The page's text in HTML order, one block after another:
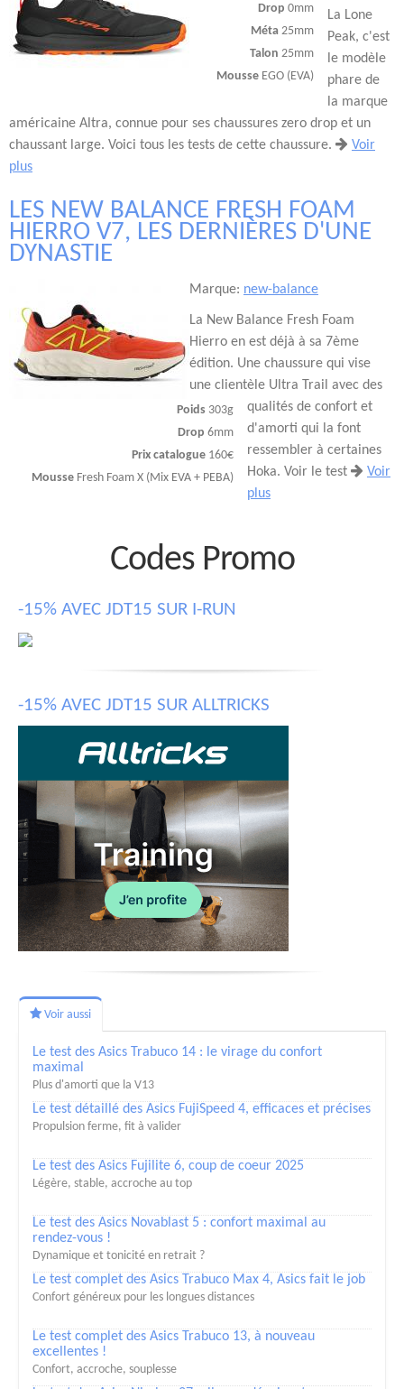
Drop 0mm
Méta 25mm
Talon 25mm
Mousse EGO (EVA)
La Lone
Peak, c'est
le modèle
phare de
la marque
américaine Altra, connue pour ses chaussures zero drop et un
chaussant large. Voici tous les tests de cette chaussure.
Voir
plus
LES NEW BALANCE FRESH FOAM
HIERRO V7, LES DERNIÈRES D'UNE
DYNASTIE
Poids 303g
Drop 6mm
Prix catalogue 160€
Mousse Fresh Foam X (Mix EVA + PEBA)
Marque: new-balance
La New Balance Fresh Foam
Hierro en est déjà à sa 7ème
édition. Une chaussure qui vise
une clientèle Ultra Trail avec des
qualités de confort et
d'amorti qui la font
ressembler à certaines
Hoka. Voir le test
Voir
plus
Codes Promo
-15% AVEC JDT15 SUR I-RUN
-15% AVEC JDT15 SUR ALLTRICKS
Voir aussi
Le test des Asics Trabuco 14 : le virage du confort
maximal
Plus d'amorti que la V13
Le test détaillé des Asics FujiSpeed 4, efficaces et précises
Propulsion ferme, fit à valider
Le test des Asics Fujilite 6, coup de coeur 2025
Légère, stable, accroche au top
Le test des Asics Novablast 5 : confort maximal au
rendez-vous !
Dynamique et tonicité en retrait ?
Le test complet des Asics Trabuco Max 4, Asics fait le job
Confort généreux pour les longues distances
Le test complet des Asics Trabuco 13, à nouveau
excellentes !
Confort, accroche, souplesse